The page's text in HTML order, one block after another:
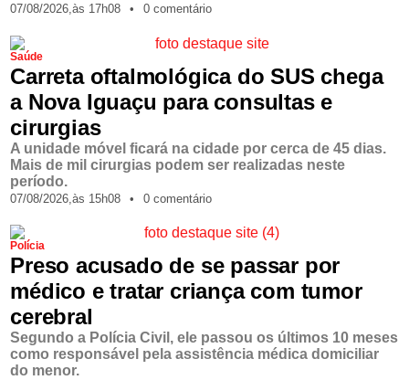
07/08/2026,às 17h08 • 0 comentário
Saúde
Carreta oftalmológica do SUS chega
a Nova Iguaçu para consultas e
cirurgias
A unidade móvel ficará na cidade por cerca de 45 dias.
Mais de mil cirurgias podem ser realizadas neste
período.
07/08/2026,às 15h08 • 0 comentário
Polícia
Preso acusado de se passar por
médico e tratar criança com tumor
cerebral
Segundo a Polícia Civil, ele passou os últimos 10 meses
como responsável pela assistência médica domiciliar
do menor.